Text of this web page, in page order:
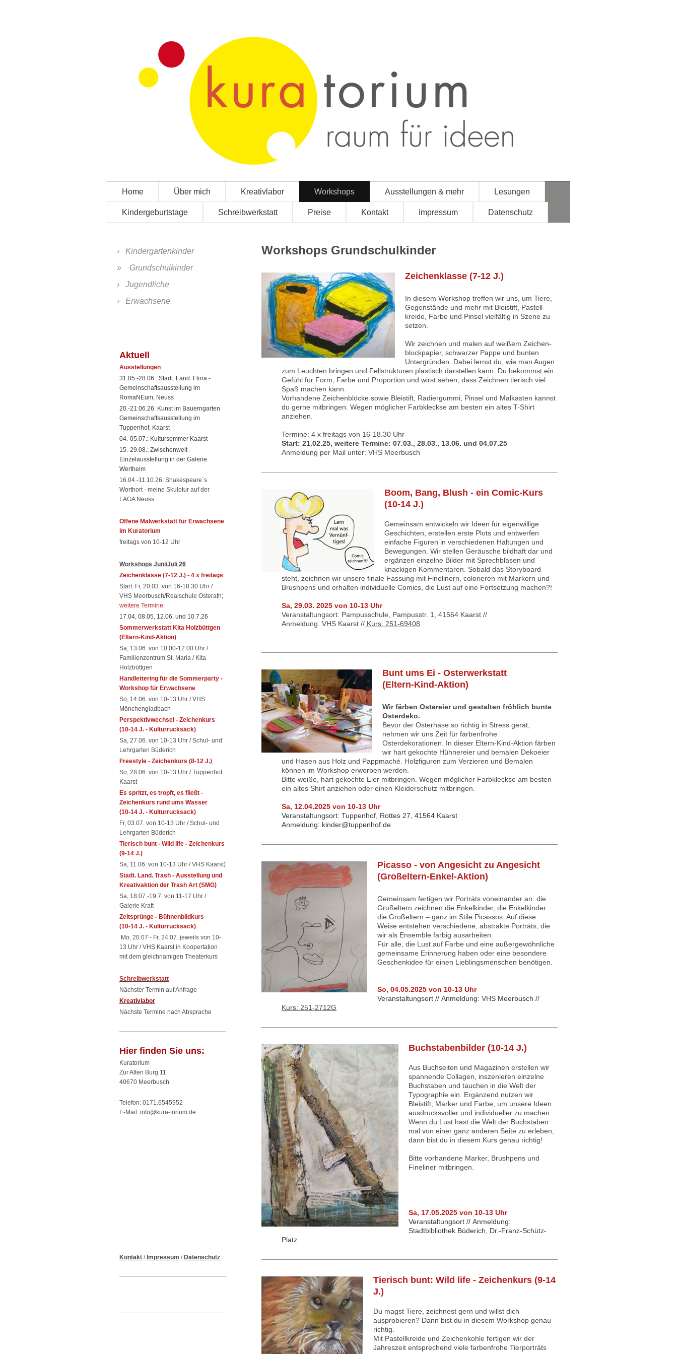
Home Über mich Kreativlabor Workshops Ausstellungen & mehr Lesungen
Kindergeburtstage Schreibwerkstatt Preise Kontakt Impressum Datenschutz
Workshops Grundschulkinder
Zeichenklasse (7-12 J.)
In diesem Workshop treffen wir uns, um Tiere,
Gegenstände und mehr mit Bleistift, Pastell-
kreide, Farbe und Pinsel vielfältig in Szene zu
setzen.
Wir zeichnen und malen auf weißem Zeichen-
blockpapier, schwarzer Pappe und bunten
Untergründen. Dabei lernst du, wie man Augen
zum Leuchten bringen und Fellstrukturen plastisch darstellen kann. Du bekommst ein
Gefühl für Form, Farbe und Proportion und wirst sehen, dass Zeichnen tierisch viel
Spaß machen kann.
Vorhandene Zeichenblöcke sowie Bleistift, Radiergummi, Pinsel und Malkasten kannst
du gerne mitbringen. Wegen möglicher Farbkleckse am besten ein altes T-Shirt
anziehen.
Termine: 4 x freitags von 16-18.30 Uhr
Start: 21.02.25, weitere Termine: 07.03., 28.03., 13.06. und 04.07.25
Anmeldung per Mail unter: VHS Meerbusch
Boom, Bang, Blush - ein Comic-Kurs
(10-14 J.)
Gemeinsam entwickeln wir Ideen für eigenwillige
Geschichten, erstellen erste Plots und entwerfen
einfache Figuren in verschiedenen Haltungen und
Bewegungen. Wir stellen Geräusche bildhaft dar und
ergänzen einzelne Bilder mit Sprechblasen und
knackigen Kommentaren. Sobald das Storyboard
steht, zeichnen wir unsere finale Fassung mit Finelinern, colorieren mit Markern und
Brushpens und erhalten individuelle Comics, die Lust auf eine Fortsetzung machen?!
Sa, 29.03. 2025 von 10-13 Uhr
Veranstaltungsort: Pampusschule, Pampusstr. 1, 41564 Kaarst //
Anmeldung: VHS Kaarst // Kurs: 251-69408
:
Bunt ums Ei - Osterwerkstatt
(Eltern-Kind-Aktion)
Wir färben Ostereier und gestalten fröhlich bunte
Osterdeko.
Bevor der Osterhase so richtig in Stress gerät,
nehmen wir uns Zeit für farbenfrohe
Osterdekorationen. In dieser Eltern-Kind-Aktion färben
wir hart gekochte Hühnereier und bemalen Dekoeier
und Hasen aus Holz und Pappmaché. Holzfiguren zum Verzieren und Bemalen
können im Workshop erworben werden.
Bitte weiße, hart gekochte Eier mitbringen. Wegen möglicher Farbkleckse am besten
ein altes Shirt anziehen oder einen Kleiderschutz mitbringen.
Sa, 12.04.2025 von 10-13 Uhr
Veranstaltungsort: Tuppenhof, Rottes 27, 41564 Kaarst
Anmeldung: kinder@tuppenhof.de
Picasso - von Angesicht zu Angesicht
(Großeltern-Enkel-Aktion)
Gemeinsam fertigen wir Porträts voneinander an: die
Großeltern zeichnen die Enkelkinder, die Enkelkinder
die Großeltern – ganz im Stile Picassos. Auf diese
Weise entstehen verschiedene, abstrakte Porträts, die
wir als Ensemble farbig ausarbeiten.
Für alle, die Lust auf Farbe und eine außergewöhnliche
gemeinsame Erinnerung haben oder eine besondere
Geschenkidee für einen Lieblingsmenschen benötigen.
So, 04.05.2025 von 10-13 Uhr
Veranstaltungsort //Anmeldung: VHS Meerbusch //
Kurs: 251-2712G
Buchstabenbilder (10-14 J.)
Aus Buchseiten und Magazinen erstellen wir
spannende Collagen, inszenieren einzelne
Buchstaben und tauchen in die Welt der
Typographie ein. Ergänzend nutzen wir
Bleistift, Marker und Farbe, um unsere Ideen
ausdrucksvoller und individueller zu machen.
Wenn du Lust hast die Welt der Buchstaben
mal von einer ganz anderen Seite zu erleben,
dann bist du in diesem Kurs genau richtig!
Bitte vorhandene Marker, Brushpens und
Fineliner mitbringen.
Sa, 17.05.2025 von 10-13 Uhr
Veranstaltungsort //Anmeldung:
Stadtbibliothek Büderich, Dr.-Franz-Schütz-
Platz
Tierisch bunt: Wild life - Zeichenkurs (9-14
J.)
Du magst Tiere, zeichnest gern und willst dich
ausprobieren? Dann bist du in diesem Workshop genau
richtig.
Mit Pastellkreide und Zeichenkohle fertigen wir der
Jahreszeit entsprechend viele farbenfrohe Tierporträts
Kindergartenkinder
Grundschulkinder
Jugendliche
Erwachsene
Aktuell
Ausstellungen
31.05.-28.06.: Stadt. Land. Flora -
Gemeinschaftsausstellung im
RomaNEum, Neuss
20.-21.06.26: Kunst im Bauerngarten
Gemeinschaftsausstellung im
Tuppenhof, Kaarst
04.-05.07.: Kultursommer Kaarst
15.-29.08.: Zwischenwelt -
Einzelausstellung in der Galerie
Wertheim
16.04.-11.10.26: Shakespeare`s
Worthort - meine Skulptur auf der
LAGA Neuss
Offene Malwerkstatt für Erwachsene
im Kuratorium
freitags von 10-12 Uhr
Workshops Juni/Juli 26
Zeichenklasse (7-12 J.) - 4 x freitags
Start: Fr, 20.03. von 16-18.30 Uhr /
VHS Meerbusch/Realschule Osterath;
weitere Termine:
17.04, 08.05, 12.06. und 10.7.26
Sommerwerkstatt Kita Holzbüttgen
(Eltern-Kind-Aktion)
Sa, 13.06. von 10.00-12.00 Uhr /
Familienzentrum St. Maria / Kita
Holzbüttgen
Handlettering für die Sommerparty -
Workshop für Erwachsene
So, 14.06. von 10-13 Uhr / VHS
Mönchengladbach
Perspektivwechsel - Zeichenkurs
(10-14 J. - Kulturrucksack)
Sa, 27.06. von 10-13 Uhr / Schul- und
Lehrgarten Büderich
Freestyle - Zeichenkurs (8-12 J.)
So, 28.06. von 10-13 Uhr / Tuppenhof
Kaarst
Es spritzt, es tropft, es fließt -
Zeichenkurs rund ums Wasser
(10-14 J. - Kulturrucksack)
Fr, 03.07. von 10-13 Uhr / Schul- und
Lehrgarten Büderich
Tierisch bunt - Wild life - Zeichenkurs
(9-14 J.)
Sa, 11.06. von 10-13 Uhr / VHS Kaarst)
Stadt. Land. Trash - Ausstellung und
Kreativaktion der Trash Art (SMG)
Sa, 18.07.-19.7. von 11-17 Uhr /
Galerie Kraft
Zeitsprünge - Bühnenbildkurs
(10-14 J. - Kulturrucksack)
Mo, 20.07 - Fr, 24.07. jeweils von 10-
13 Uhr / VHS Kaarst in Koopertation
mit dem gleichnamigen Theaterkurs
Schreibwerkstatt
Nächster Termin auf Anfrage
Kreativlabor
Nächste Termine nach Absprache
Hier finden Sie uns:
Kuratorium
Zur Alten Burg 11
40670 Meerbusch
Telefon: 0171.6545952
E-Mail: info@kura-torium.de
Kontakt / Impressum / Datenschutz